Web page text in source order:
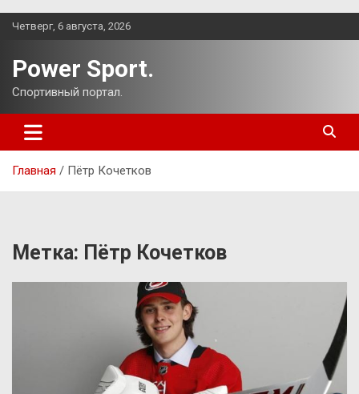
Перейти
Четверг, 6 августа, 2026
Power Sport.
Спортивный портал.
Главная Пётр Кочетков
Метка: Пётр Кочетков